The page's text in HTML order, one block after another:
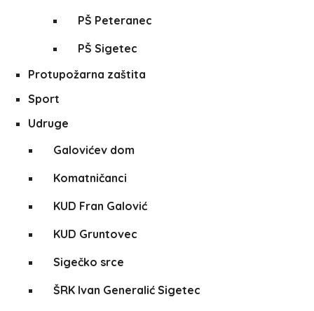
PŠ Peteranec
PŠ Sigetec
Protupožarna zaštita
Sport
Udruge
Galovićev dom
Komatničanci
KUD Fran Galović
KUD Gruntovec
Sigečko srce
ŠRK Ivan Generalić Sigetec